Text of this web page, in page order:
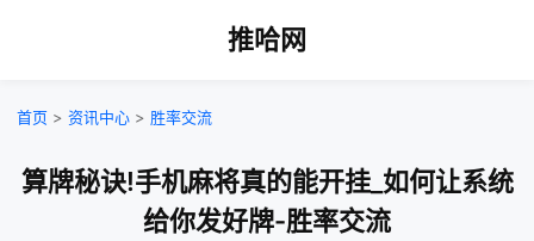
推哈网
首页 > 资讯中心 > 胜率交流
算牌秘诀!手机麻将真的能开挂_如何让系统
给你发好牌-胜率交流